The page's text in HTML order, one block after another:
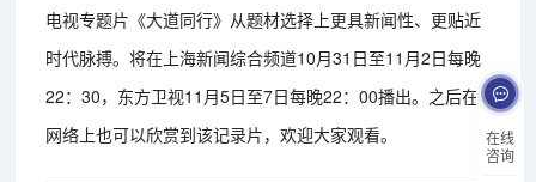
在线
咨询
电视专题片《大道同行》从题材选择上更具新闻性、更贴近
时代脉搏。将在上海新闻综合频道10月31日至11月2日每晚
22：30，东方卫视11月5日至7日每晚22：00播出。之后在
网络上也可以欣赏到该记录片，欢迎大家观看。